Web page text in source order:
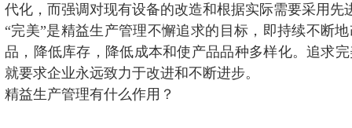
代化，而强调对现有设备的改造和根据实际需要采用先
“完美”是精益生产管理不懈追求的目标，即持续不断
品，降低库存，降低成本和使产品品种多样化。追求
就要求企业永远致力于改进和不断进步。
精益生产管理有什么作用？